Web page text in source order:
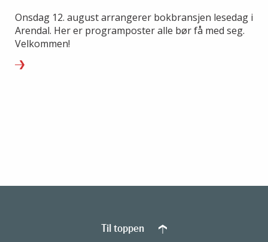
Onsdag 12. august arrangerer bokbransjen lesedag i
Arendal. Her er programposter alle bør få med seg.
Velkommen!
Til toppen